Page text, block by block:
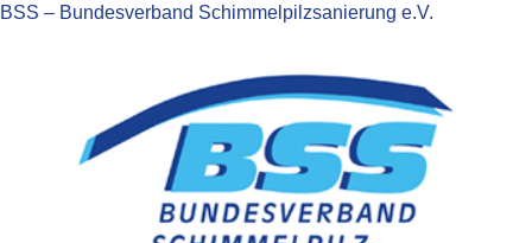
BSS – Bundesverband Schimmelpilzsanierung e.V.